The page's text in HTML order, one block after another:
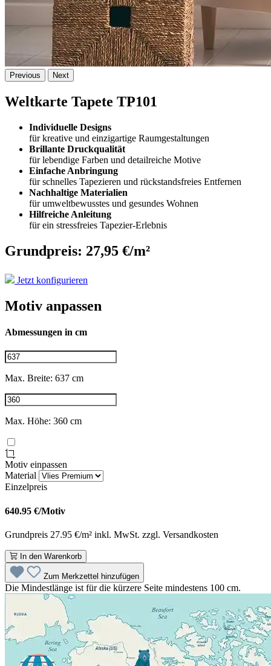
Previous Next
Weltkarte Tapete TP101
Individuelle Designs
für kreative und einzigartige Raumgestaltungen
Brillante Druckqualität
für lebendige Farben und detailreiche Motive
Einfache Anbringung
für schnelles Tapezieren und rückstandsfreies Entfernen
Nachhaltige Materialien
für umweltbewusstes und gesundes Wohnen
Hilfreiche Anleitung
für ein stressfreies Tapezier-Erlebnis
Grundpreis: 27,95 €/m²
Jetzt konfigurieren
Motiv anpassen
Abmessungen in cm
Max. Breite: 637 cm
Max. Höhe: 360 cm
Motiv einpassen
Material
Einzelpreis
640.95 €/Motiv
Grundpreis 27.95 €/m² inkl. MwSt. zzgl. Versandkosten
In den Warenkorb
Zum Merkzettel hinzufügen
Die Mindestlänge ist für die kürzere Seite mindestens 100 cm.